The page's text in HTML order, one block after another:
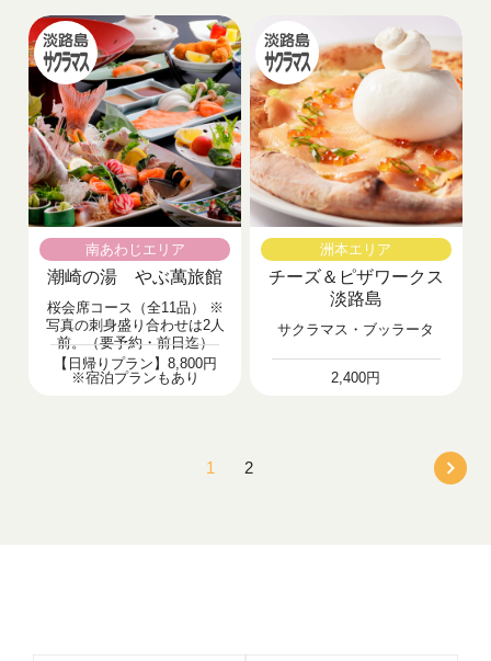
南あわじエリア
潮崎の湯 やぶ萬旅館
桜会席コース（全11品） ※
写真の刺身盛り合わせは2人
前。（要予約・前日迄）
【日帰りプラン】8,800円
※宿泊プランもあり
洲本エリア
チーズ＆ピザワークス
淡路島
サクラマス・ブッラータ
2,400円
1 2